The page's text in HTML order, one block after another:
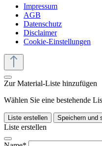
Impressum
AGB
Datenschutz
Disclaimer
Cookie-Einstellungen
Zur Material-Liste hinzufügen
Wählen Sie eine bestehende
Liste erstellen Speichern und
Liste erstellen